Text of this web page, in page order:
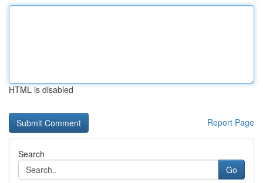
HTML is disabled
Report Page
Search
Go